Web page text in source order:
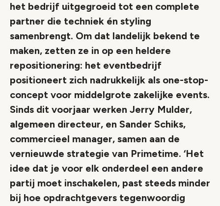
het bedrijf uitgegroeid tot een complete
partner die techniek én styling
samenbrengt. Om dat landelijk bekend te
maken, zetten ze in op een heldere
repositionering: het eventbedrijf
positioneert zich nadrukkelijk als one-stop-
concept voor middelgrote zakelijke events.
Sinds dit voorjaar werken Jerry Mulder,
algemeen directeur, en Sander Schiks,
commercieel manager, samen aan de
vernieuwde strategie van Primetime. ‘Het
idee dat je voor elk onderdeel een andere
partij moet inschakelen, past steeds minder
bij hoe opdrachtgevers tegenwoordig